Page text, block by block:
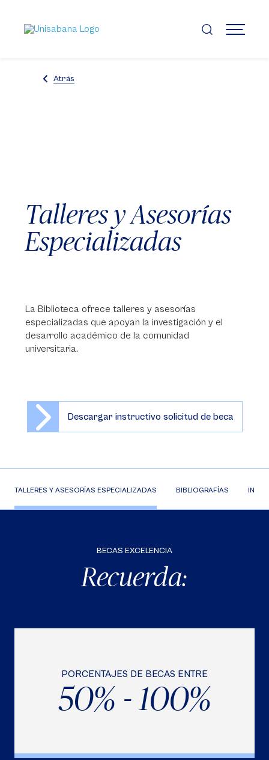
contenido
principal
MENÚ
Atrás
Talleres y Asesorías
Especializadas
La Biblioteca ofrece talleres y asesorías
especializadas que apoyan la investigación y el
desarrollo académico de la comunidad
universitaria.
Descargar instructivo solicitud de beca
TALLERES Y ASESORÍAS ESPECIALIZADAS BIBLIOGRAFÍAS
BECAS EXCELENCIA
Recuerda:
PORCENTAJES DE BECAS ENTRE
50% - 100%